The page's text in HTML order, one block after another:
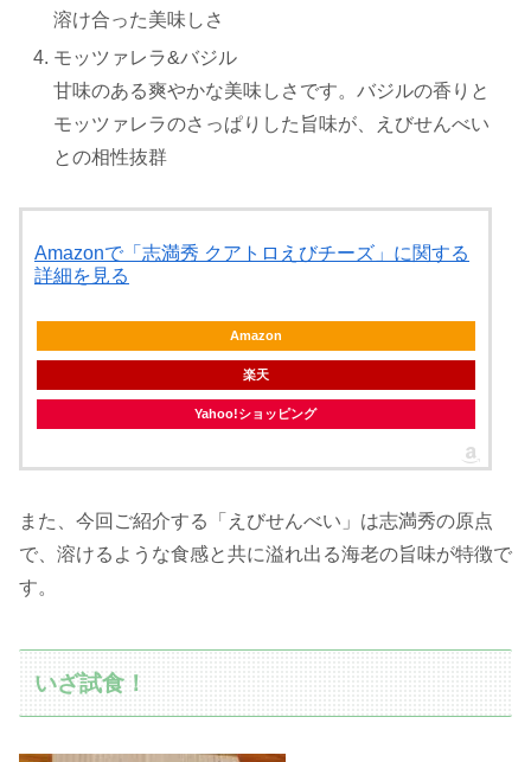
溶け合った美味しさ
モッツァレラ&バジル
甘味のある爽やかな美味しさです。バジルの香りと
モッツァレラのさっぱりした旨味が、えびせんべい
との相性抜群
Amazonで「志満秀 クアトロえびチーズ」に関する
詳細を見る
Amazon
楽天
Yahoo!ショッピング
また、今回ご紹介する「えびせんべい」は志満秀の原点
で、溶けるような食感と共に溢れ出る海老の旨味が特徴で
す。
いざ試食！